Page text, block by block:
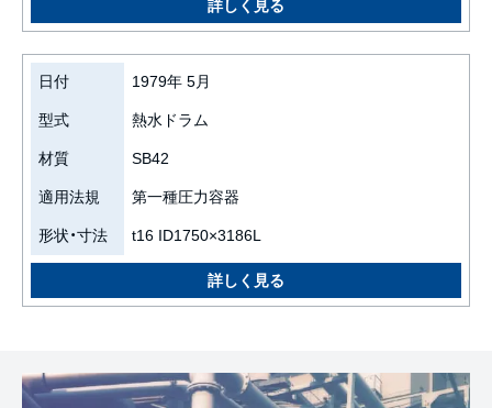
日付 1979年 5月
型式 熱水ドラム
材質 SB42
適用法規 第一種圧力容器
形状・寸法 t16 ID1750×3186L